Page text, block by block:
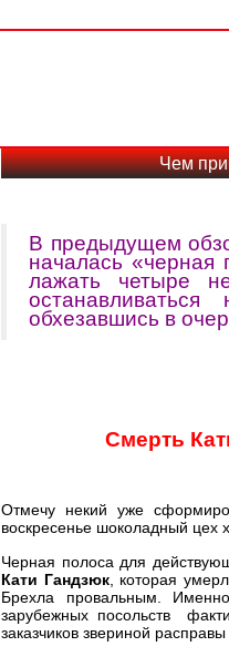
Чем
В предыдущем
началась «черная
лажать четыре
обхезавшись в
Смерть
Отмечу некий уже
воскресенье шоколадный цех
Черная полоса для
Кати Гандзюк, которая
Брехла провальным.
зарубежных посольств
заказчиков звериной